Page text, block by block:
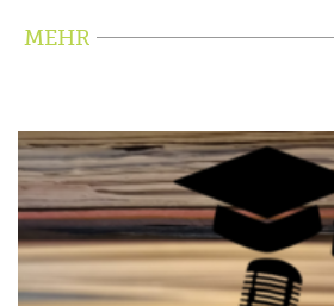
MEHR